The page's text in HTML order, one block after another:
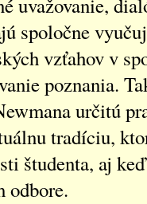
uvažovanie,
spoločne
vzťahov v
poznania.
určitú
tradíciu,
študenta, aj
odbore.